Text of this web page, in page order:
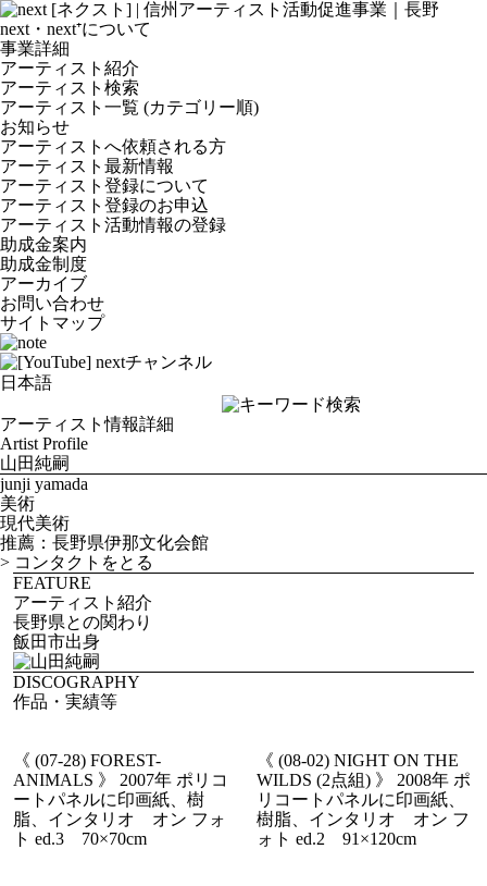
next・next⁺について
事業詳細
アーティスト紹介
アーティスト検索
アーティスト一覧 (カテゴリー順)
お知らせ
アーティストへ依頼される方
アーティスト最新情報
アーティスト登録について
アーティスト登録のお申込
アーティスト活動情報の登録
助成金案内
助成金制度
アーカイブ
お問い合わせ
サイトマップ
アーティスト情報詳細
Artist Profile
山田純嗣
junji yamada
美術
現代美術
推薦：長野県伊那文化会館
> コンタクトをとる
FEATURE
アーティスト紹介
長野県との関わり
飯田市出身
DISCOGRAPHY
作品・実績等
《 (07-28) FOREST-
ANIMALS 》 2007年 ポリコ
ートパネルに印画紙、樹
脂、インタリオ オン フォ
ト ed.3 70×70cm
《 (08-02) NIGHT ON THE
WILDS (2点組) 》 2008年 ポ
リコートパネルに印画紙、
樹脂、インタリオ オン フ
ォト ed.2 91×120cm